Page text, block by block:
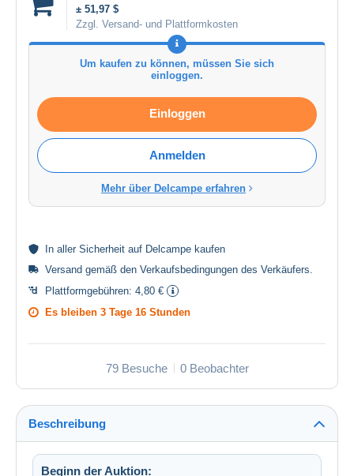
± 51,97 $
Zzgl. Versand- und Plattformkosten
Um kaufen zu können, müssen Sie sich
einloggen.
Einloggen
Anmelden
Mehr über Delcampe erfahren
In aller Sicherheit auf Delcampe kaufen
Versand gemäß den Verkaufsbedingungen des Verkäufers
Plattformgebühren: 4,80 €
Es bleiben 3 Tage 16 Stunden
79 Besuche 0 Beobachter
Beschreibung
Beginn der Auktion: